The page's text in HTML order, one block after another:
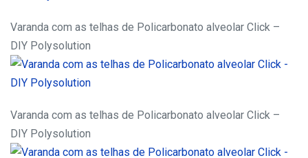
Varanda com as telhas de Policarbonato alveolar Click –
DIY Polysolution
Varanda com as telhas de Policarbonato alveolar Click –
DIY Polysolution